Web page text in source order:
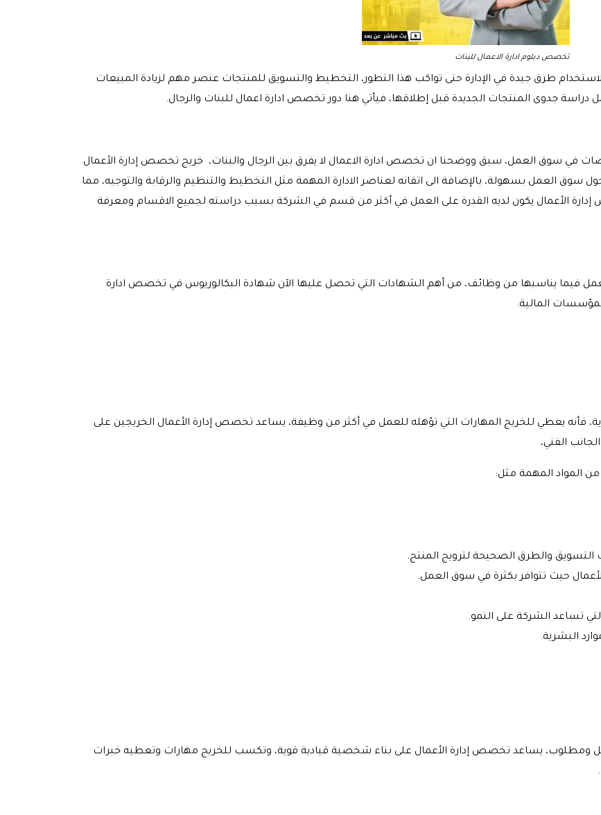
تخصص دبلوم ادارة الاعمال للبنات
طرق جيدة في الإدارة حتى تواكب هذا التطور، التخطيط والتسويق للمنتجات عنصر مهم لزيادة المبيعات
جدوى المنتجات الجديدة قبل إطلاقها، فيأتي هنا دور تخصص ادارة اعمال للبنات والرجال.
في سوق العمل، سبق ووضحنا ان تخصص ادارة الاعمال لا يفرق بين الرجال والبنات، خريج تخصص إدارة الأعمال
سوق العمل بسهولة، بالإضافة الى اتقانه لعناصر الادارة المهمة مثل التخطيط والتنظيم والرقابة والتوجيه، مما
الأعمال يكون لديه القدرة على العمل في أكثر من قسم في الشركة بسبب دراسته لجميع الاقسام ومعرفة
فيما يناسبها من وظائف، من أهم الشهادات التي تحصل عليها الآن شهادة البكالوريوس في تخصص ادارة
المالية.
فأنه يعطي للخريج المهارات التي تؤهله للعمل في أكثر من وظيفة، يساعد تخصص إدارة الأعمال الخريجين على
الفني،
المواد المهمة مثل:
والطرق الصحيحة لترويج المنتج.
حيث تتوافر بكثرة في سوق العمل.
تساعد الشركة على النمو.
البشرية.
يساعد تخصص إدارة الأعمال على بناء شخصية قيادية قوية، وتكسب للخريج مهارات وتعطيه خبرات